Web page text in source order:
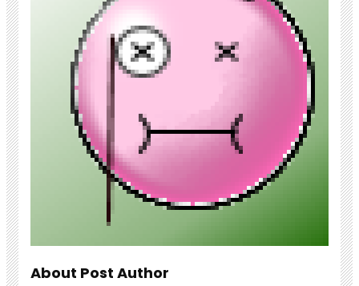
About Post Author